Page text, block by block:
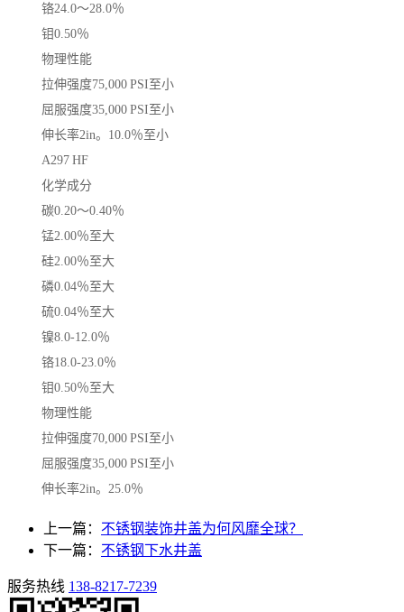
铬24.0〜28.0％
钼0.50％
物理性能
拉伸强度75,000 PSI至小
屈服强度35,000 PSI至小
伸长率2in。10.0％至小
A297 HF
化学成分
碳0.20〜0.40％
锰2.00％至大
硅2.00％至大
磷0.04％至大
硫0.04％至大
镍8.0-12.0％
铬18.0-23.0％
钼0.50％至大
物理性能
拉伸强度70,000 PSI至小
屈服强度35,000 PSI至小
伸长率2in。25.0％
上一篇： 不锈钢装饰井盖为何风靡全球？
下一篇： 不锈钢下水井盖
服务热线 138-8217-7239